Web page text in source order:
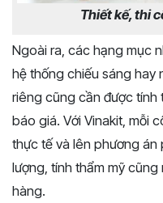
Thiết kế, thi
Ngoài ra, các hạng mục
hệ thống chiếu sáng hay
riêng cũng cần được tính
báo giá. Với Vinakit, mỗi
thực tế và lên phương
lượng, tính thẩm mỹ
hàng.